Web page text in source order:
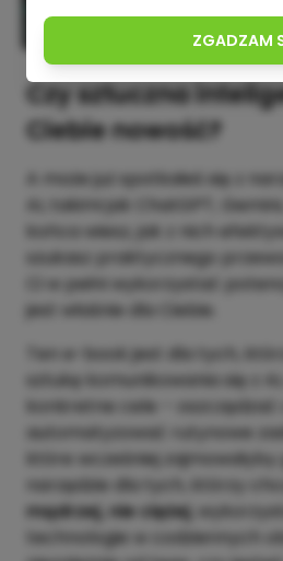
Czy sztuczna
Ciebie nowość?
A może już spotkałeś się z
AI, takimi jak ChatGPT,
końca wiesz, jak z nich
szukasz praktycznego
Ci w pełni wykorzystać
jest właśnie dla Ciebie.
Ten e-book jest dla tych,
sztukę komunikowania się z
konkretne cele – oszczędzać
automatyzować rutynowe
które wcześniej zajmowałyby
narzędzie dla tych, którzy
mądrzej, nie ciężej,
technologie w codziennych
ZGADZAM